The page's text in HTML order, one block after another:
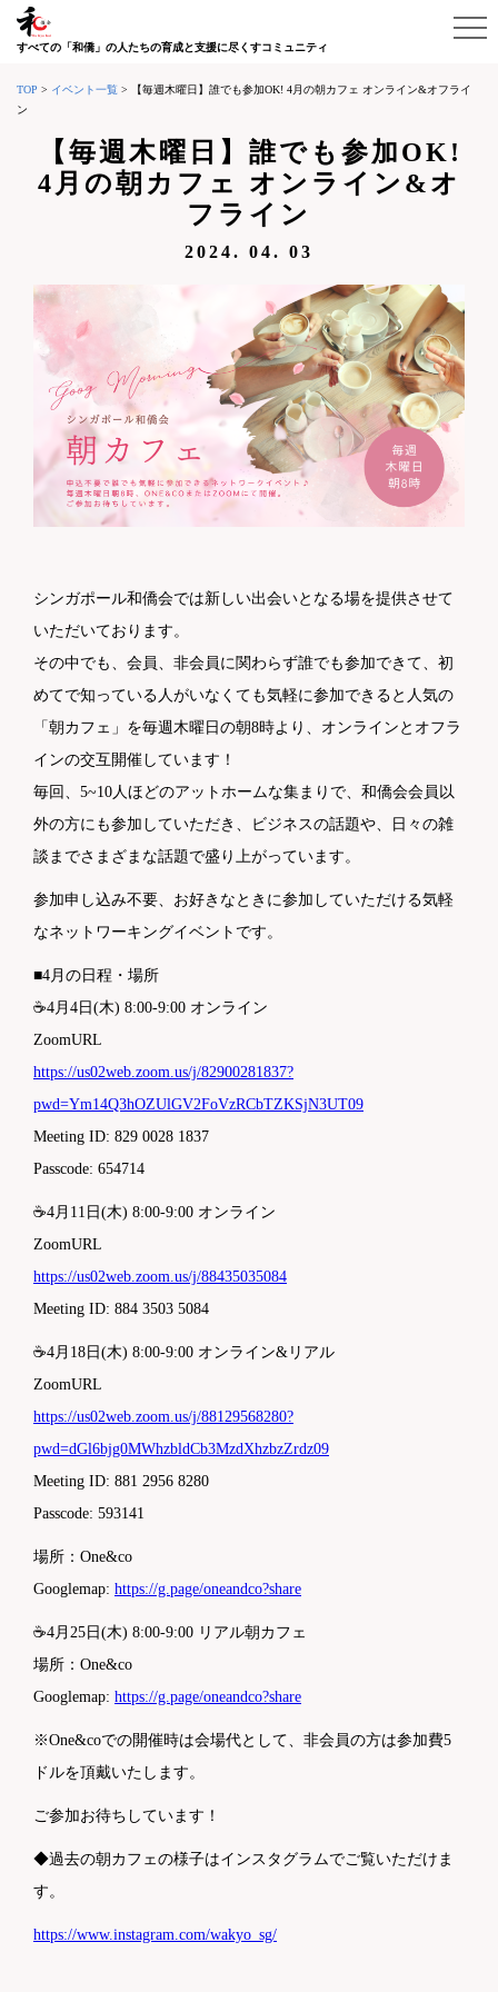
すべての「和僑」の人たちの育成と支援に尽くすコミュニティ
TOP > イベント一覧 >
【毎週木曜日】誰でも参加OK! 4月の朝カフェ オンライン&オフライ
ン
【毎週木曜日】誰でも参加OK!
4月の朝カフェ オンライン&オ
フライン
2024. 04. 03
シンガポール和僑会では新しい出会いとなる場を提供させて
いただいております。
その中でも、会員、非会員に関わらず誰でも参加できて、初
めてで知っている人がいなくても気軽に参加できると人気の
「朝カフェ」を毎週木曜日の朝8時より、オンラインとオフラ
インの交互開催しています！
毎回、5~10人ほどのアットホームな集まりで、和僑会会員以
外の方にも参加していただき、ビジネスの話題や、日々の雑
談までさまざまな話題で盛り上がっています。
参加申し込み不要、お好きなときに参加していただける気軽
なネットワーキングイベントです。
■4月の日程・場所
☕4月4日(木) 8:00-9:00 オンライン
ZoomURL
https://us02web.zoom.us/j/82900281837?
pwd=Ym14Q3hOZUlGV2FoVzRCbTZKSjN3UT09
Meeting ID: 829 0028 1837
Passcode: 654714
☕4月11日(木) 8:00-9:00 オンライン
ZoomURL
https://us02web.zoom.us/j/88435035084
Meeting ID: 884 3503 5084
☕4月18日(木) 8:00-9:00 オンライン&リアル
ZoomURL
https://us02web.zoom.us/j/88129568280?
pwd=dGl6bjg0MWhzbldCb3MzdXhzbzZrdz09
Meeting ID: 881 2956 8280
Passcode: 593141
場所：One&co
Googlemap: https://g.page/oneandco?share
☕4月25日(木) 8:00-9:00 リアル朝カフェ
場所：One&co
Googlemap: https://g.page/oneandco?share
※One&coでの開催時は会場代として、非会員の方は参加費5
ドルを頂戴いたします。
ご参加お待ちしています！
◆過去の朝カフェの様子はインスタグラムでご覧いただけま
す。
https://www.instagram.com/wakyo_sg/